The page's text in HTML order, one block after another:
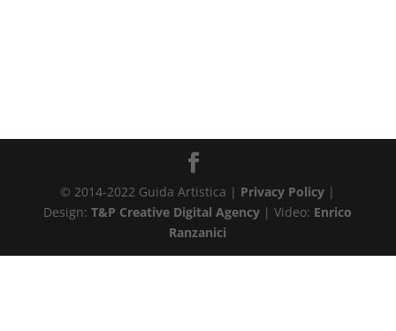
© 2014-2022 Guida Artistica | Privacy Policy |
Design:T&P Creative Digital Agency | Video: Enrico
Ranzanici